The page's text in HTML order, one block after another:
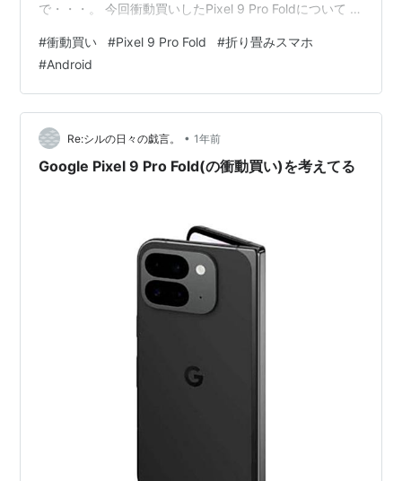
で・・・。 今回衝動買いしたPixel 9 Pro Foldについて 入
金額 : 税込み78,550円(相殺前144,000円)+2,902円(フィ
ルム・ケース代) Google Pixel 9 Pro Fold 256GB SIMフ
リー Obsidian スマートフォン…
#衝動買い #Pixel 9 Pro Fold #折り畳みスマホ
#Android
Re:シルの日々の戯言。 • 1年前
Google Pixel 9 Pro Fold(の衝動買い)を考えてる